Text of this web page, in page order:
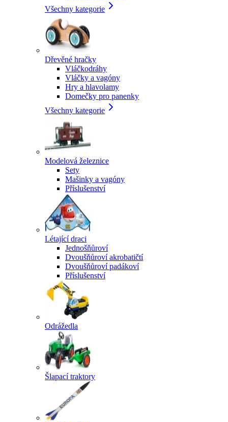
Všechny kategorie
Dřevěné hračky
Vláčkodráhy
Vláčky a vagóny
Hry a hlavolamy
Domečky pro panenky
Všechny kategorie
Modelová železnice
Sety
Mašinky a vagóny
Příslušenství
Létající draci
Jednošňůroví
Dvoušňůroví akrobatičtí
Dvoušňůroví padákoví
Příslušenství
Odrážedla
Šlapací traktory